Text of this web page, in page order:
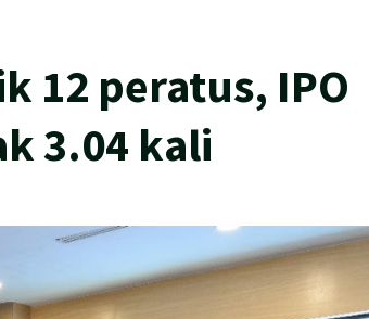
12 peratus, IPO
3.04 kali